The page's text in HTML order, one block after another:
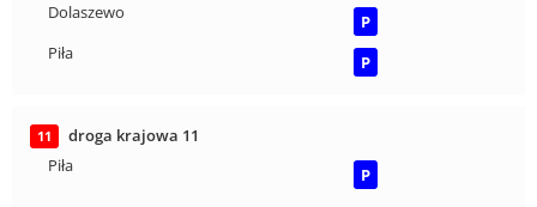
Dolaszewo
P
Piła
P
11
droga krajowa 11
Piła
P